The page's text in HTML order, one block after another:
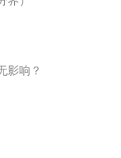
影响？